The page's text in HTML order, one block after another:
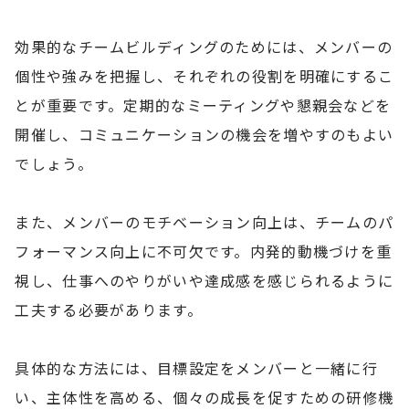
効果的なチームビルディングのためには、メンバーの
個性や強みを把握し、それぞれの役割を明確にするこ
とが重要です。定期的なミーティングや懇親会などを
開催し、コミュニケーションの機会を増やすのもよい
でしょう。
また、メンバーのモチベーション向上は、チームのパ
フォーマンス向上に不可欠です。内発的動機づけを重
視し、仕事へのやりがいや達成感を感じられるように
工夫する必要があります。
具体的な方法には、目標設定をメンバーと一緒に行
い、主体性を高める、個々の成長を促すための研修機